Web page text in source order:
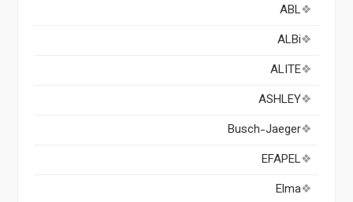
ABL
ALBi
ALITE
ASHLEY
Busch-Jaeger
EFAPEL
Elma